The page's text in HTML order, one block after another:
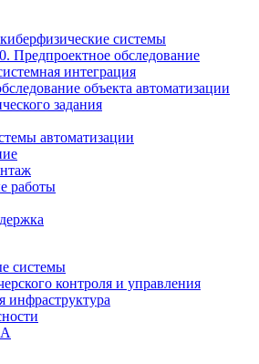
системы
обследование
интеграция
объекта автоматизации
задания
автоматизации
работы
системы
контроля и управления